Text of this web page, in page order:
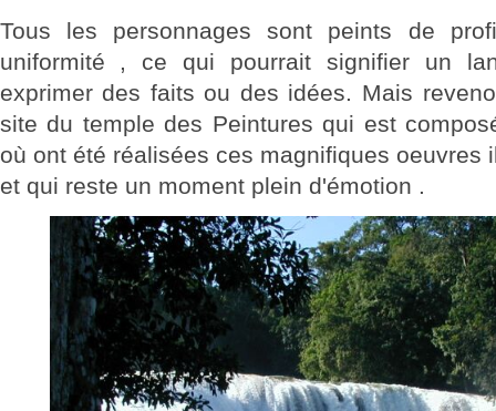
Tous les personnages sont peints de
uniformité , ce qui pourrait signifier un
exprimer des faits ou des idées. Mais
site du temple des Peintures qui est
où ont été réalisées ces magnifiques oeuvres
et qui reste un moment plein d'émotion .